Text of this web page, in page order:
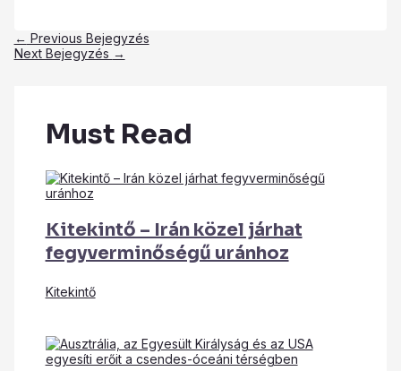
← Previous Bejegyzés
Next Bejegyzés →
Must Read
Kitekintő – Irán közel járhat
fegyverminőségű uránhoz
Kitekintő